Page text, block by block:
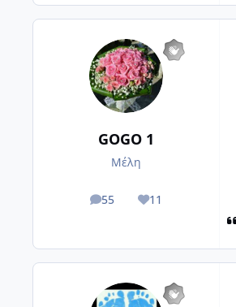
GOGO 1
Μέλη
55
posts 11
Reputation